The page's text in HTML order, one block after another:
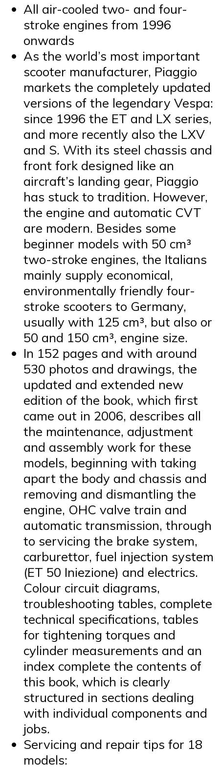
All air-cooled two- and four-
stroke engines from 1996
onwards
As the world’s most important
scooter manufacturer, Piaggio
markets the completely updated
versions of the legendary Vespa:
since 1996 the ET and LX series,
and more recently also the LXV
and S. With its steel chassis and
front fork designed like an
aircraft’s landing gear, Piaggio
has stuck to tradition. However,
the engine and automatic CVT
are modern. Besides some
beginner models with 50 cm³
two-stroke engines, the Italians
mainly supply economical,
environmentally friendly four-
stroke scooters to Germany,
usually with 125 cm³, but also or
50 and 150 cm³, engine size.
In 152 pages and with around
530 photos and drawings, the
updated and extended new
edition of the book, which first
came out in 2006, describes all
the maintenance, adjustment
and assembly work for these
models, beginning with taking
apart the body and chassis and
removing and dismantling the
engine, OHC valve train and
automatic transmission, through
to servicing the brake system,
carburettor, fuel injection system
(ET 50 Iniezione) and electrics.
Colour circuit diagrams,
troubleshooting tables, complete
technical specifications, tables
for tightening torques and
cylinder measurements and an
index complete the contents of
this book, which is clearly
structured in sections dealing
with individual components and
jobs.
Servicing and repair tips for 18
models: